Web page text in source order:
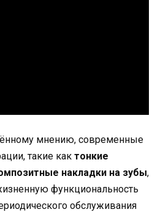
мнению, современные
такие как тонкие
накладки на зубы,
функциональность
обслуживания